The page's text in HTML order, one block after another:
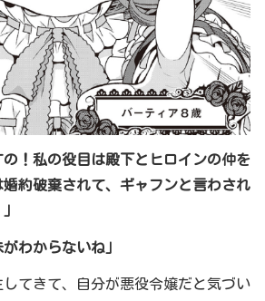
の！私の役目は殿下とヒロインの仲を
約破棄されて、ギャフンと言わされ
がわからないね」
てきて、自分が悪役令嬢だと気づい